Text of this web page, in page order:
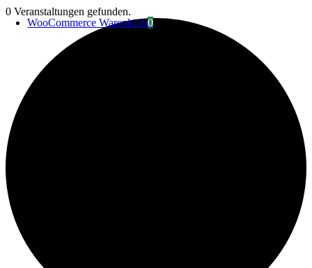
Zum
InhaltWooCommerce Warenkorb0
0 Veranstaltungen gefunden.